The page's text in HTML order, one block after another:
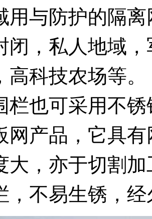
用与防护的隔
闭，私人地域
科技农场等。
栏也可采用不
网产品，它具
大，亦于切割
，不易生锈，